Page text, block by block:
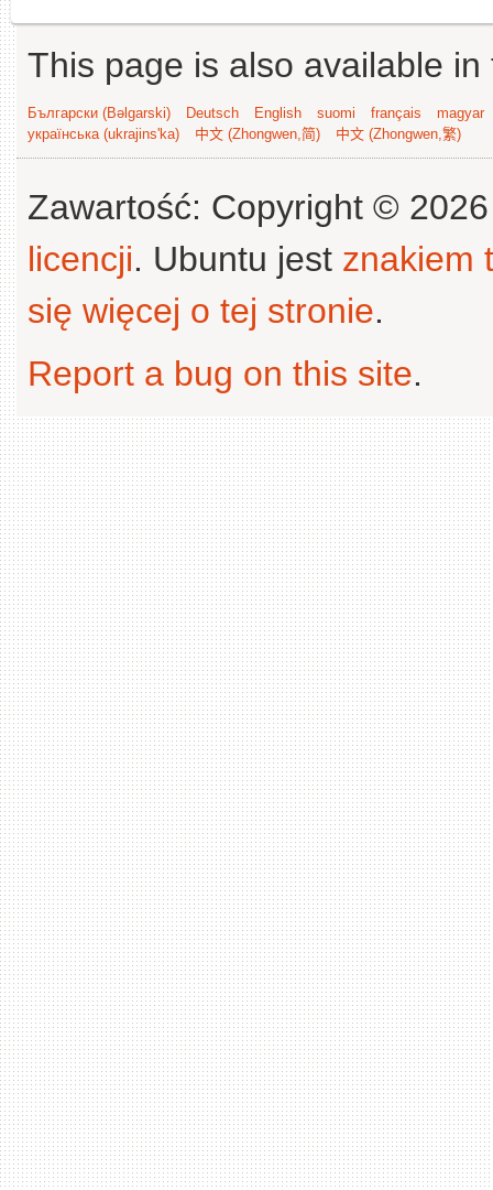
This page is also available
Български (Bəlgarski) Deutsch English suomi français
magyar
українська (ukrajins'ka)
中文 (Zhongwen,简) 中文 (Zhongwen,繁)
Zawartość: Copyright ©
licencji. Ubuntu jest znakiem
się więcej o tej stronie.
Report a bug on this site.